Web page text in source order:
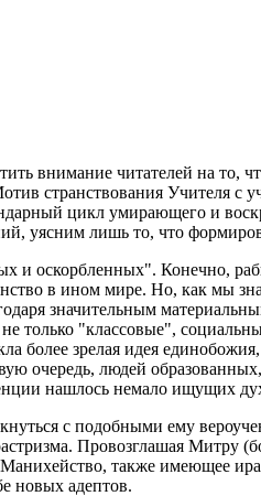
внимание читателей на
странствования Учителя с
цикл умирающего и
уясним лишь то, что
и оскорбленных". Конечно,
в ином мире. Но, как мы
значительным
только "классовые",
более зрелая идея
очередь, людей
нашлось немало ищущих
с подобными ему
Провозглашая Митру
также имеющее
новых адептов.